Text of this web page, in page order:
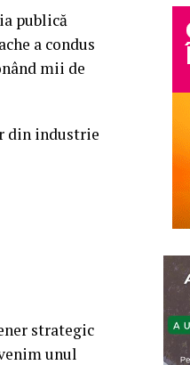
publică
a condus
mii de
din industrie
strategic
unul